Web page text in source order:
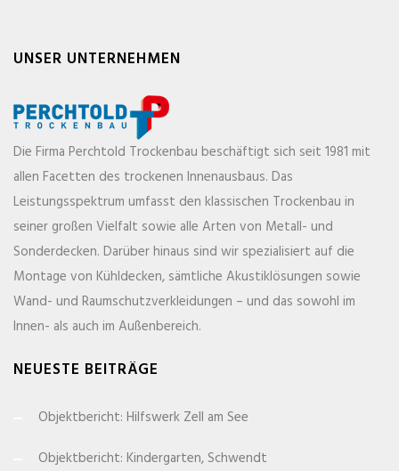
UNSER UNTERNEHMEN
Die Firma Perchtold Trockenbau beschäftigt sich seit 1981 mit
allen Facetten des trockenen Innenausbaus. Das
Leistungsspektrum umfasst den klassischen Trockenbau in
seiner großen Vielfalt sowie alle Arten von Metall- und
Sonderdecken. Darüber hinaus sind wir spezialisiert auf die
Montage von Kühldecken, sämtliche Akustiklösungen sowie
Wand- und Raumschutzverkleidungen – und das sowohl im
Innen- als auch im Außenbereich.
NEUESTE BEITRÄGE
Objektbericht: Hilfswerk Zell am See
Objektbericht: Kindergarten, Schwendt